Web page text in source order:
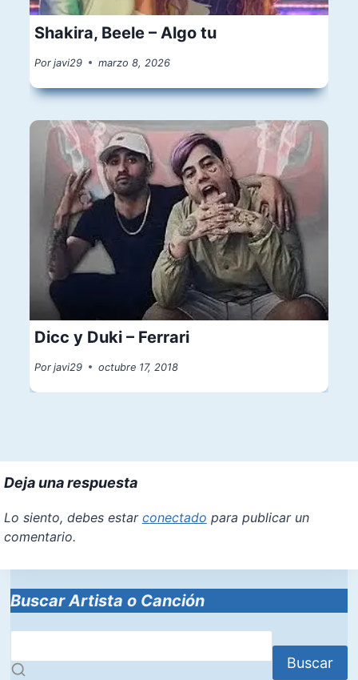
Shakira, Beele – Algo tu
Por javi29 marzo 8, 2026
Dicc y Duki – Ferrari
Por javi29 octubre 17, 2018
Deja una respuesta
Lo siento, debes estar conectado para publicar un
comentario.
Buscar Artista o Canción
Buscar